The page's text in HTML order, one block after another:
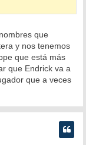
que
y nos tenemos
que está más
que Endrick va a
que a veces